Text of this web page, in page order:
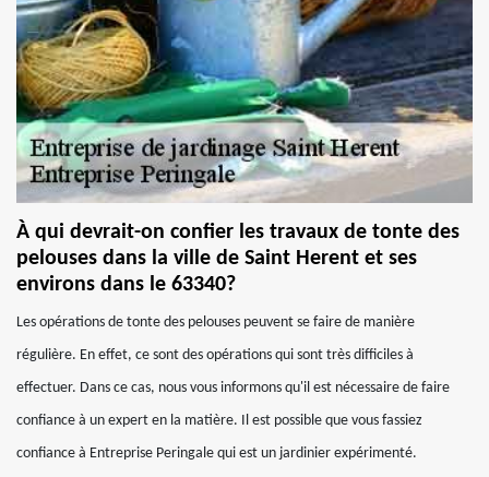
À qui devrait-on confier les travaux de tonte des
pelouses dans la ville de Saint Herent et ses
environs dans le 63340?
Les opérations de tonte des pelouses peuvent se faire de manière
régulière. En effet, ce sont des opérations qui sont très difficiles à
effectuer. Dans ce cas, nous vous informons qu'il est nécessaire de faire
confiance à un expert en la matière. Il est possible que vous fassiez
confiance à Entreprise Peringale qui est un jardinier expérimenté.